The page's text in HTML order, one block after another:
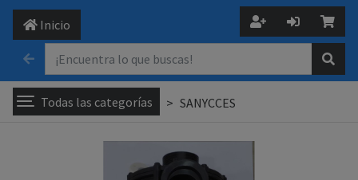
Inicio
Todas las categorías SANYCCES